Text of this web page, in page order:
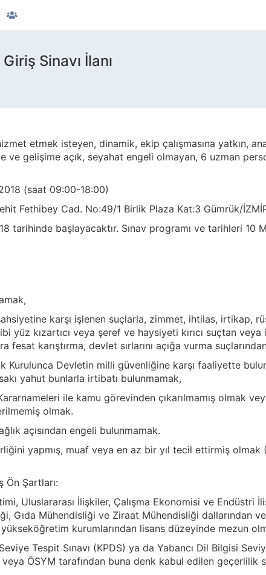
Sinavı İlanı
etmek isteyen, dinamik, ekip çalışmasına yatkın,
ve gelişime açık, seyahat engeli olmayan, 6 uzman
(saat 09:00-18:00)
Fethibey Cad. No:49/1 Birlik Plaza Kat:3 Gümrük/
tarihinde başlayacaktır. Sınav programı ve tarihleri 10
karşı işlenen suçlarla, zimmet, ihtilas, irtikap,
yüz kızartıcı veya şeref ve haysiyeti kırıcı suçtan
fesat karıştırma, devlet sırlarını açığa vurma
Devletin milli güvenliğine karşı faaliyette
yahut bunlarla irtibatı bulunmamak,
ile kamu görevinden çıkarılmamış olmak
olmak.
açısından engeli bulunmamak.
yapmış, muaf veya en az bir yıl tecil ettirmiş
Ön Şartları:
Uluslararası İlişkiler, Çalışma Ekonomisi ve Endüstri
Gıda Mühendisliği ve Ziraat Mühendisliği dallarından
yükseköğretim kurumlarından lisans düzeyinde mezun
Tespit Sınavı (KPDS) ya da Yabancı Dil Bilgisi
ÖSYM tarafından buna denk kabul edilen geçerlilik